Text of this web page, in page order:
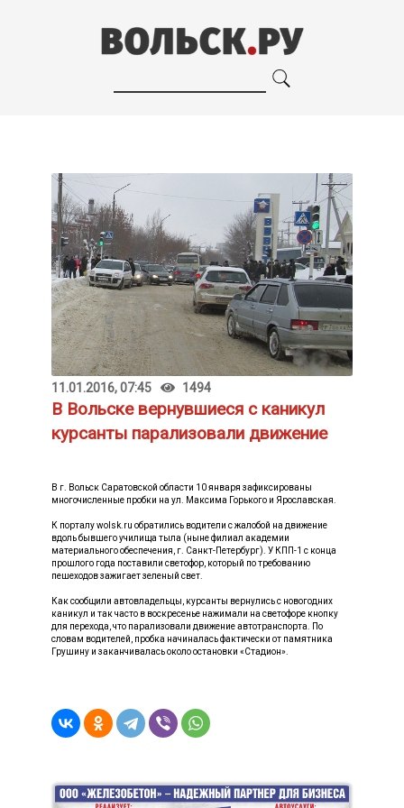
11.01.2016, 07:45 1494
В Вольске вернувшиеся с каникул
курсанты парализовали движение
В г. Вольск Саратовской области 10 января зафиксированы
многочисленные пробки на ул. Максима Горького и Ярославская.
К порталу wolsk.ru обратились водители с жалобой на движение
вдоль бывшего училища тыла (ныне филиал академии
материального обеспечения, г. Санкт-Петербург). У КПП-1 с конца
прошлого года поставили светофор, который по требованию
пешеходов зажигает зеленый свет.
Как сообщили автовладельцы, курсанты вернулись с новогодних
каникул и так часто в воскресенье нажимали на светофоре кнопку
для перехода, что парализовали движение автотранспорта. По
словам водителей, пробка начиналась фактически от памятника
Грушину и заканчивалась около остановки «Стадион».